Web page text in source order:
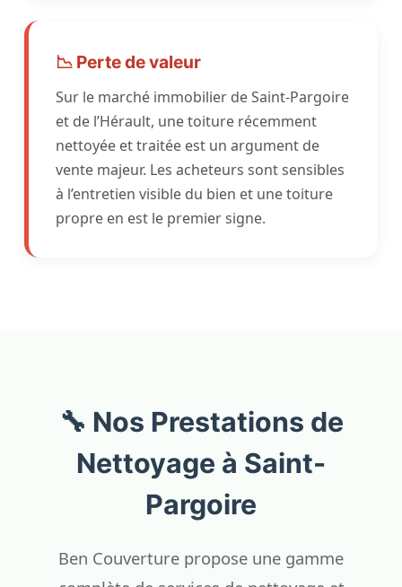
📉 Perte de valeur
Sur le marché immobilier de Saint-Pargoire
et de l’Hérault, une toiture récemment
nettoyée et traitée est un argument de
vente majeur. Les acheteurs sont sensibles
à l’entretien visible du bien et une toiture
propre en est le premier signe.
🔧 Nos Prestations de
Nettoyage à Saint-
Pargoire
Ben Couverture propose une gamme